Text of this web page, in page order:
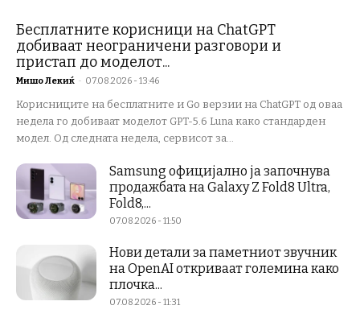
Бесплатните корисници на ChatGPT
добиваат неограничени разговори и
пристап до моделот...
Мишо Лекиќ - 07.08.2026 - 13:46
Корисниците на бесплатните и Go верзии на ChatGPT од оваа
недела го добиваат моделот GPT-5.6 Luna како стандарден
модел. Од следната недела, сервисот за...
Samsung официјално ја започнува
продажбата на Galaxy Z Fold8 Ultra,
Fold8,...
07.08.2026 - 11:50
Нови детали за паметниот звучник
на OpenAI откриваат големина како
плочка...
07.08.2026 - 11:31